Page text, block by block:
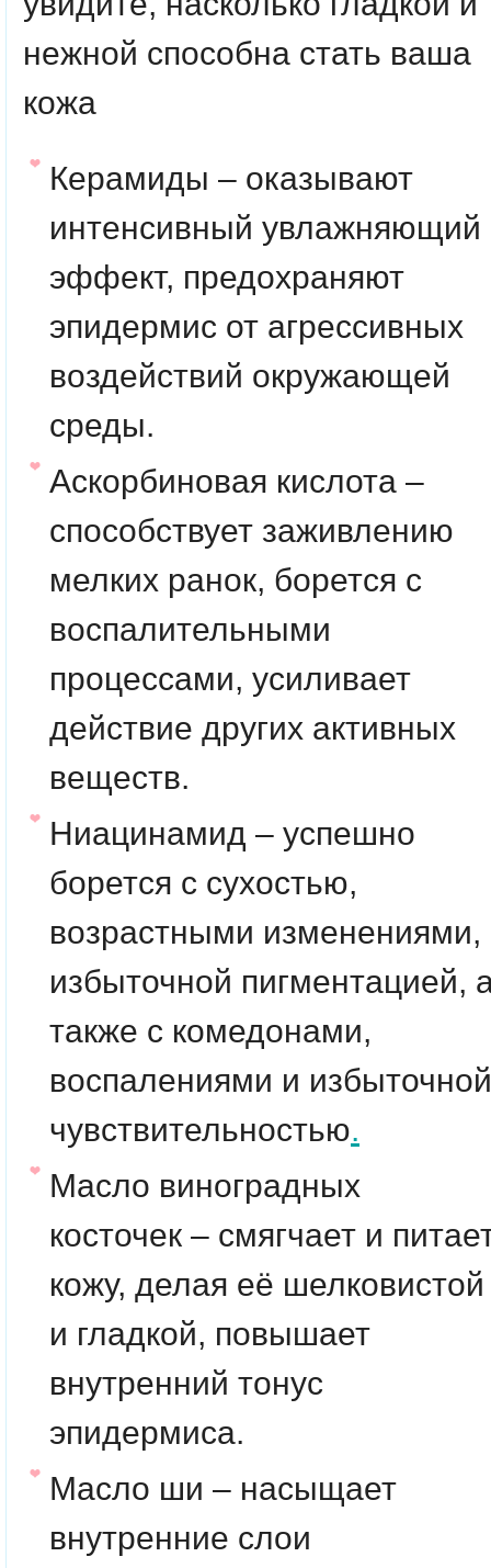
нежной способна стать ваша
кожа
Керамиды – оказывают
интенсивный увлажняющий
эффект, предохраняют
эпидермис от агрессивных
воздействий окружающей
среды.
Аскорбиновая кислота –
способствует заживлению
мелких ранок, борется с
воспалительными
процессами, усиливает
действие других активных
веществ.
Ниацинамид – успешно
борется с сухостью,
возрастными изменениями,
избыточной пигментацией,
также с комедонами,
воспалениями и избыточной
чувствительностью.
Масло виноградных
косточек – смягчает и
кожу, делая её шелковистой
и гладкой, повышает
внутренний тонус
эпидермиса.
Масло ши – насыщает
внутренние слои